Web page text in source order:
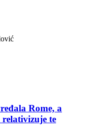
Rome, a
te